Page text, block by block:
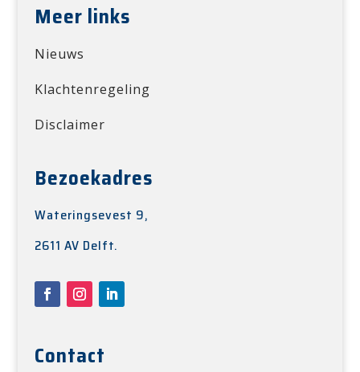
Meer links
Nieuws
Klachtenregeling
Disclaimer
Bezoekadres
Wateringsevest 9,
2611 AV Delft.
Contact